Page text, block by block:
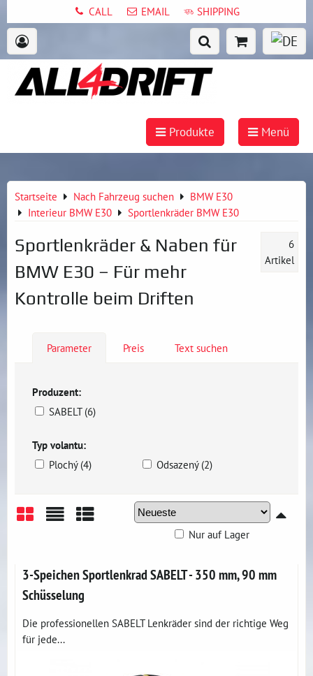
CALL EMAIL SHIPPING
Produkte Menü
Startseite Nach Fahrzeug suchen
BMW E30
Interieur BMW E30
Sportlenkräder BMW E30
Sportlenkräder & Naben für
BMW E30 – Für mehr
Kontrolle beim Driften
6
Artikel
Parameter Preis Text suchen
Produzent:
SABELT (6)
Typ volantu:
Plochý (4)
Odsazený (2)
Nur auf Lager
3-Speichen Sportlenkrad SABELT - 350 mm, 90 mm
Schüsselung
Die professionellen SABELT Lenkräder sind der richtige Weg
für jede...